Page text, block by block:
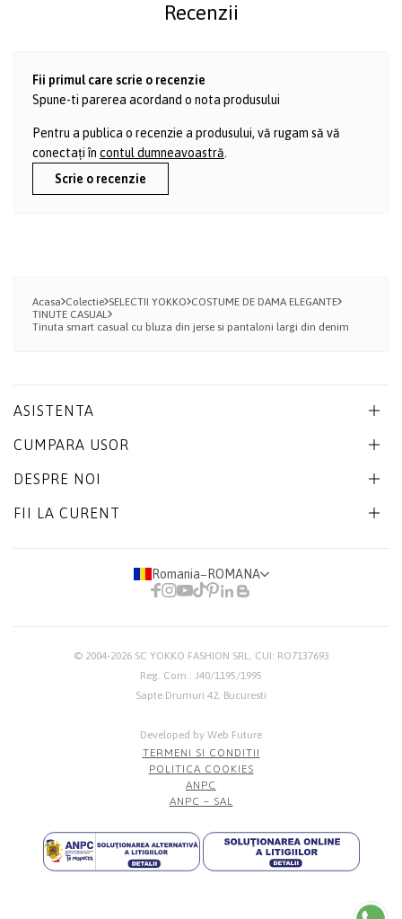
Recenzii
Fii primul care scrie o recenzie
Spune-ti parerea acordand o nota produsului
Pentru a publica o recenzie a produsului, vă rugam să vă
conectați în contul dumneavoastră.
Scrie o recenzie
Acasa Colectie SELECTII YOKKO COSTUME DE DAMA ELEGANTE
TINUTE CASUAL
Tinuta smart casual cu bluza din jerse si pantaloni largi din denim
ASISTENTA
CUMPARA USOR
DESPRE NOI
FII LA CURENT
Romania− ROMANA
© 2004-2026 SC YOKKO FASHION SRL, CUI: RO7137693
Reg. Com.: J40/1195/1995
Sapte Drumuri 42, Bucuresti
Developed by Web Future
TERMENI SI CONDITII
POLITICA COOKIES
ANPC
ANPC – SAL